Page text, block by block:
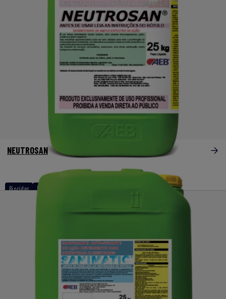
Biocidas Desinfetantes à base de polibiguanidas
NEUTROSAN